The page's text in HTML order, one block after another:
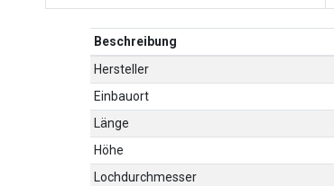
Beschreibung
Hersteller
Einbauort
Länge
Höhe
Lochdurchmesser